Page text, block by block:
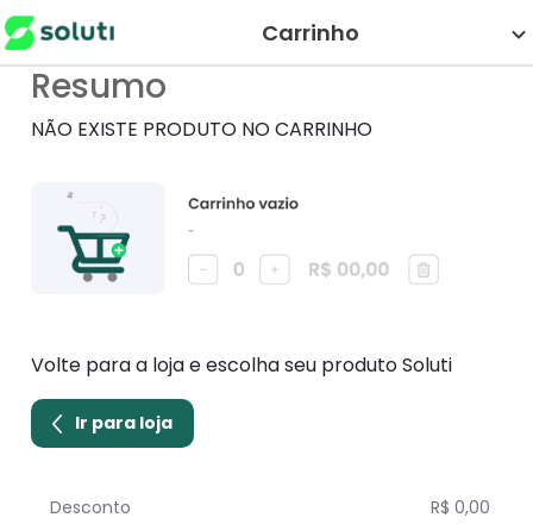
Carrinho
Resumo
NÃO EXISTE PRODUTO NO CARRINHO
Volte para a loja e escolha seu produto Soluti
Ir para loja
Desconto R$ 0,00